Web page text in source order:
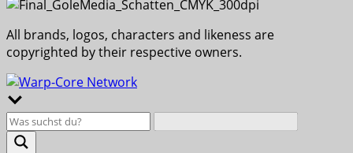
All brands, logos, characters and likeness are
copyrighted by their respective owners.